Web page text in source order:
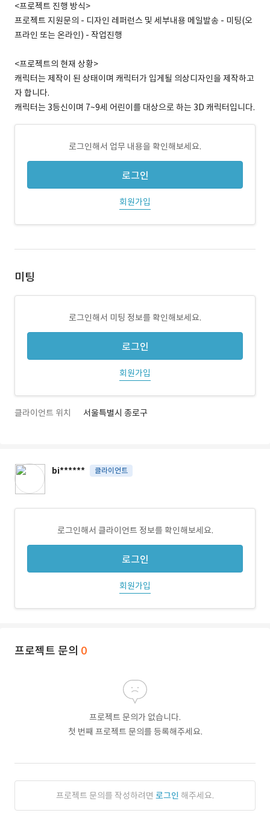
<프로젝트 진행 방식>
프로젝트 지원문의 - 디자인 레퍼런스 및 세부내용 메일발송 - 미팅(오
프라인 또는 온라인) - 작업진행
<프로젝트의 현재 상황>
캐릭터는 제작이 된 상태이며 캐릭터가 입게될 의상디자인을 제작하고
자 합니다.
캐릭터는 3등신이며 7~9세 어린이를 대상으로 하는 3D 캐릭터입니다.
로그인해서 업무 내용을 확인해보세요.
로그인
회원가입
미팅
로그인해서 미팅 정보를 확인해보세요.
로그인
회원가입
클라이언트 위치 서울특별시 종로구
bi****** 클라이언트
로그인해서 클라이언트 정보를 확인해보세요.
로그인
회원가입
프로젝트 문의 0
프로젝트 문의가 없습니다.
첫 번째 프로젝트 문의를 등록해주세요.
프로젝트 문의를 작성하려면 로그인 해주세요.